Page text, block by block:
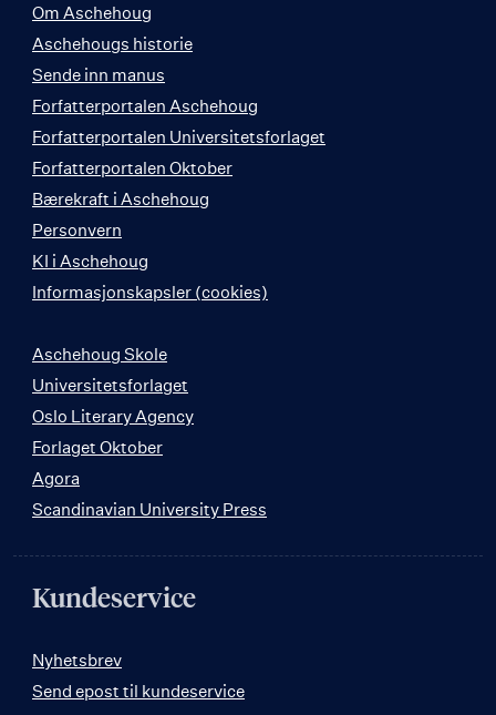
Om Aschehoug
Aschehougs historie
Sende inn manus
Forfatterportalen Aschehoug
Forfatterportalen Universitetsforlaget
Forfatterportalen Oktober
Bærekraft i Aschehoug
Personvern
KI i Aschehoug
Informasjonskapsler (cookies)
Aschehoug Skole
Universitetsforlaget
Oslo Literary Agency
Forlaget Oktober
Agora
Scandinavian University Press
Kundeservice
Nyhetsbrev
Send epost til kundeservice